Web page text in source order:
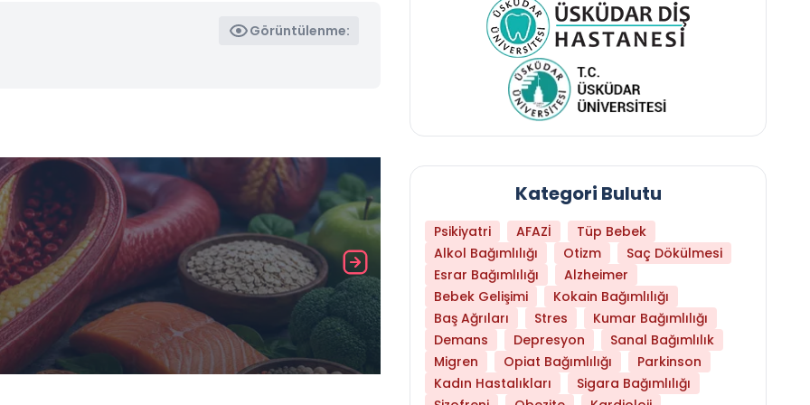
Görüntülenme:
Daha Az Protein Tüketmek Yaşlanmayı
Kategori Bulutu
Psikiyatri AFAZİ
Tüp Bebek
Alkol Bağımlılığı
Otizm
Saç Dökülmesi
Esrar Bağımlılığı
Alzheimer
Bebek Gelişimi
Kokain Bağımlılığı
Baş Ağrıları
Stres
Kumar Bağımlılığı
Demans
Depresyon
Sanal Bağımlılık
Migren
Opiat Bağımlılığı
Parkinson
Kadın Hastalıkları
Sigara Bağımlılığı